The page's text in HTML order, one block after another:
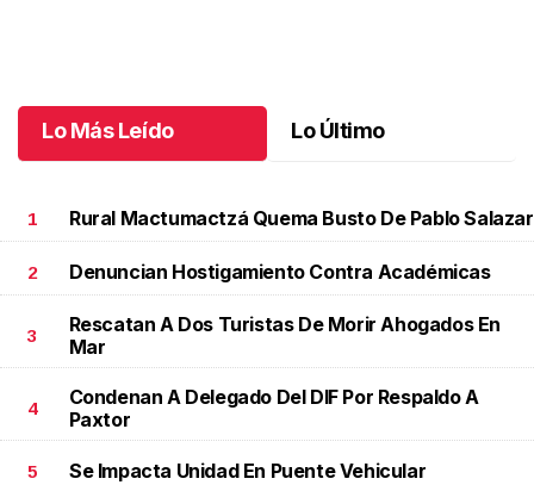
Lo Más Leído Lo Último
1 Rural Mactumactzá Quema Busto De Pablo Salazar
2 Denuncian Hostigamiento Contra Académicas
3
Rescatan A Dos Turistas De Morir Ahogados En
Mar
4
Condenan A Delegado Del DIF Por Respaldo A
Paxtor
5 Se Impacta Unidad En Puente Vehicular